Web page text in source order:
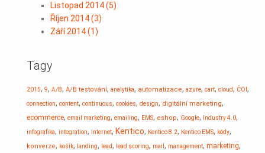
Listopad 2014(5)
Říjen 2014(3)
Září 2014(1)
Tagy
2015, 9, A/B, A/B testování, analytika, automatizace, azure, cart, cloud, ČOI ,
connection, content, continuous, cookies, design, digitální marketing,
ecommerce, email marketing, emailing, EMS, eshop, Google, Industry 4.0,
infografika, integration, internet, Kentico, Kentico 8.2, Kentico EMS, kódy,
konverze, košík, landing, lead, lead scoring, mail , management, marketing,